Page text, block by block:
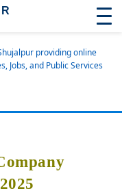
providing online
Jobs, and Public Services